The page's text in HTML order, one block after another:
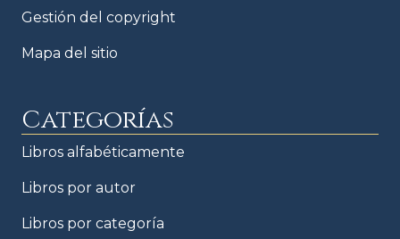
Gestión del copyright
Mapa del sitio
Categorías
Libros alfabéticamente
Libros por autor
Libros por categoría